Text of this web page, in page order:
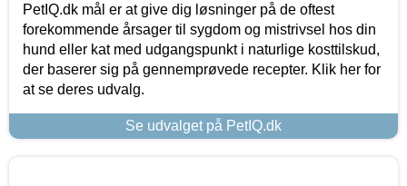
PetIQ.dk mål er at give dig løsninger på de oftest
forekommende årsager til sygdom og mistrivsel hos din
hund eller kat med udgangspunkt i naturlige kosttilskud,
der baserer sig på gennemprøvede recepter. Klik her for
at se deres udvalg.
Se udvalget på PetIQ.dk